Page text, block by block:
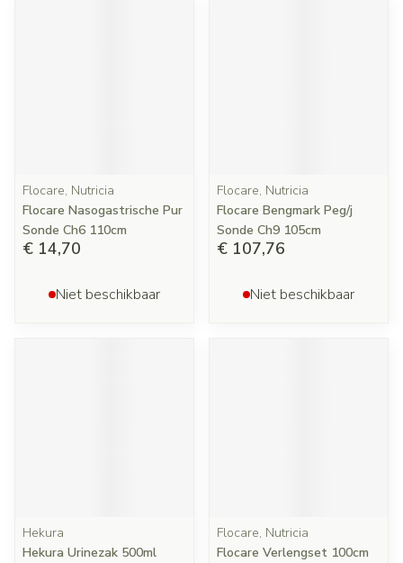
Flocare, Nutricia
Flocare Nasogastrische Pur
Sonde Ch6 110cm
€ 14,70
Niet beschikbaar
Flocare, Nutricia
Flocare Bengmark Peg/j
Sonde Ch9 105cm
€ 107,76
Niet beschikbaar
Hekura
Hekura Urinezak 500ml
Flocare, Nutricia
Flocare Verlengset 100cm